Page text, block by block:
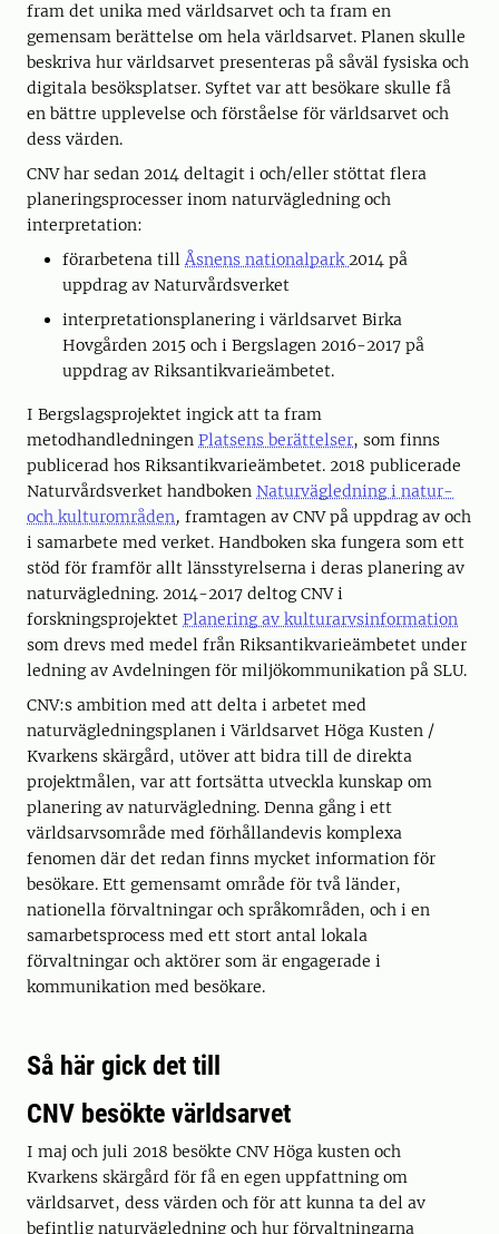
fram det unika med världsarvet och ta fram en
gemensam berättelse om hela världsarvet. Planen skulle
beskriva hur världsarvet presenteras på såväl fysiska och
digitala besöksplatser. Syftet var att besökare skulle få
en bättre upplevelse och förståelse för världsarvet och
dess värden.
CNV har sedan 2014 deltagit i och/eller stöttat flera
planeringsprocesser inom naturvägledning och
interpretation:
förarbetena till Åsnens nationalpark2014 på
uppdrag av Naturvårdsverket
interpretationsplanering i världsarvet Birka
Hovgården 2015 och i Bergslagen 2016-2017 på
uppdrag av Riksantikvarieämbetet.
I Bergslagsprojektet ingick att ta fram
metodhandledningen Platsens berättelser, som finns
publicerad hos Riksantikvarieämbetet. 2018 publicerade
Naturvårdsverket handboken Naturvägledning i natur-
och kulturområden, framtagen av CNV på uppdrag av och
i samarbete med verket. Handboken ska fungera som ett
stöd för framför allt länsstyrelserna i deras planering av
naturvägledning. 2014-2017 deltog CNV i
forskningsprojektet Planering av kulturarvsinformation
som drevs med medel från Riksantikvarieämbetet under
ledning av Avdelningen för miljökommunikation på SLU.
CNV:s ambition med att delta i arbetet med
naturvägledningsplanen i Världsarvet Höga Kusten /
Kvarkens skärgård, utöver att bidra till de direkta
projektmålen, var att fortsätta utveckla kunskap om
planering av naturvägledning. Denna gång i ett
världsarvsområde med förhållandevis komplexa
fenomen där det redan finns mycket information för
besökare. Ett gemensamt område för två länder,
nationella förvaltningar och språkområden, och i en
samarbetsprocess med ett stort antal lokala
förvaltningar och aktörer som är engagerade i
kommunikation med besökare.
Så här gick det till
CNV besökte världsarvet
I maj och juli 2018 besökte CNV Höga kusten och
Kvarkens skärgård för få en egen uppfattning om
världsarvet, dess värden och för att kunna ta del av
befintlig naturvägledning och hur förvaltningarna